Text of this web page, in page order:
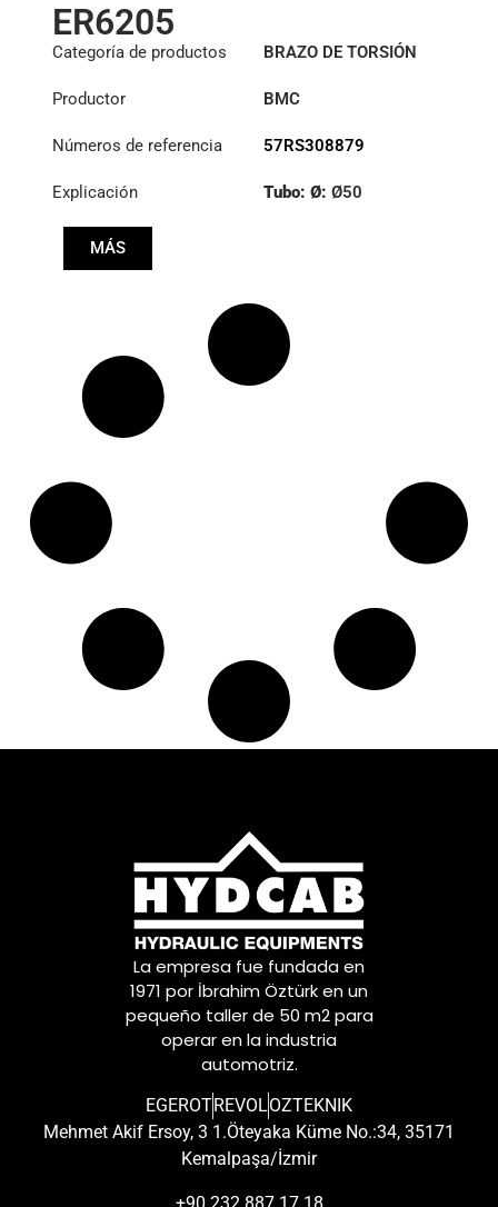
ER6205
Categoría de productos BRAZO DE TORSIÓN
Productor BMC
Números de referencia 57RS308879
Explicación Tubo: Ø: Ø50
MÁS
La empresa fue fundada en
1971 por İbrahim Öztürk en un
pequeño taller de 50 m2 para
operar en la industria
automotriz.
EGEROTREVOLOZTEKNIK
Mehmet Akif Ersoy, 3 1.Öteyaka Küme No.:34, 35171
Kemalpaşa/İzmir